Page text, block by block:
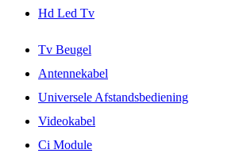
Hd Led Tv
Tv Beugel
Antennekabel
Universele Afstandsbediening
Videokabel
Ci Module